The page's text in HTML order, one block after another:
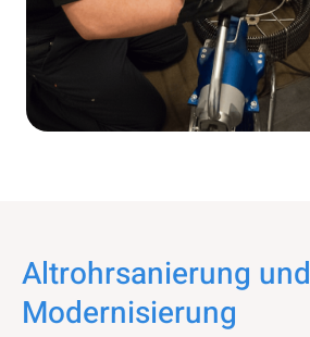
Altrohrsanierung und
Modernisierung